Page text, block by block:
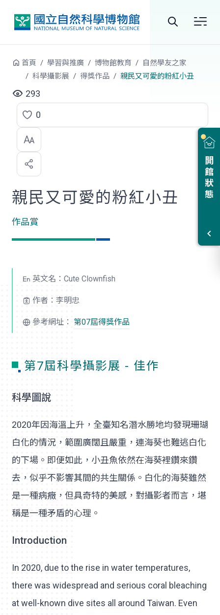
站
搜
開館狀態
首頁 學習與推廣 博物館教育
自然學友之家
科學攝影展
得獎作品 親民又可愛的粉紅小丑
293
點
選
喜
歡
0
親民又可愛的粉紅小丑
作品賞
英文名：Cute Clownfish
作者：李明忠
參考網址： 第07屆得獎作品
第7屆科學攝影展 - 佳作
科學圖說
2020年因海溫上升，全臺知名潛水勝地均發現珊瑚
白化的情況，範圍廣闊且嚴重，連海葵也難逃白化
的下場。即便如此，小丑魚依然在海葵裡鑽來鑽
去，似乎不影響其間的共生關係。白化的海葵雖然
是一種病癥，但具奇特的美感，對攝影者而言，堪
稱是一種矛盾的心理。
Introduction
In 2020, due to the rise in water temperatures,
there was widespread and serious coral bleaching
at well-known dive sites all around Taiwan. Even